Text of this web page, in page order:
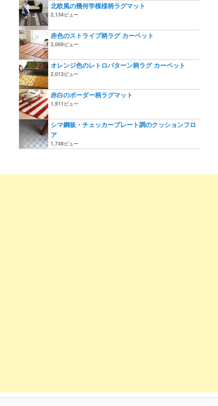
北欧風の幾何学模様柄ラグマット
2,134ビュー
赤色のストライプ柄ラグ カーペット
2,069ビュー
オレンジ色のレトロパターン柄ラグ カーペット
2,013ビュー
赤白のボーダー柄ラグマット
1,911ビュー
シマ鋼板・チェッカープレート調のクッションフロ
ア
1,748ビュー